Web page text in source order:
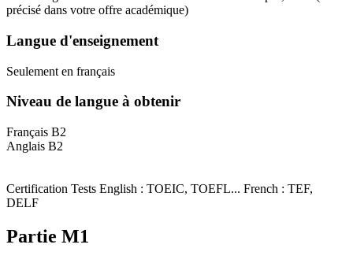
précisé dans votre offre académique)
Langue d'enseignement
Seulement en français
Niveau de langue à obtenir
Français B2
Anglais B2
Certification Tests English : TOEIC, TOEFL... French : TEF,
DELF
Partie M1